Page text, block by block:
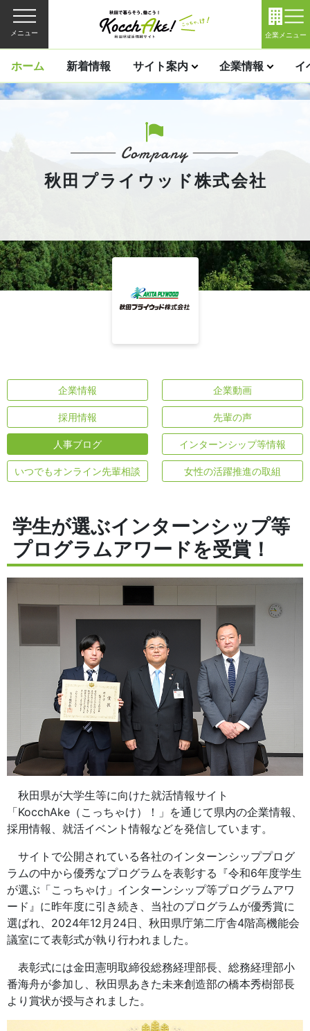
メニュー 企業メニュー
ホーム 新着情報 サイト案内 企業情報 イ
秋田プライウッド株式会社
企業情報 企業動画
採用情報 先輩の声
人事ブログ インターンシップ等情報
いつでもオンライン先輩相談 女性の活躍推進の取組
学生が選ぶインターンシップ等
プログラムアワードを受賞！
秋田県が大学生等に向けた就活情報サイト
「KocchAke（こっちゃけ）！」を通じて県内の企業情報、
採用情報、就活イベント情報などを発信しています。
サイトで公開されている各社のインターンシッププログ
ラムの中から優秀なプログラムを表彰する『令和6年度学生
が選ぶ「こっちゃけ」インターンシップ等プログラムアワ
ード』に昨年度に引き続き、当社のプログラムが優秀賞に
選ばれ、2024年12月24日、秋田県庁第二庁舎4階高機能会
議室にて表彰式が執り行われました。
表彰式には金田憲明取締役総務経理部長、総務経理部小
番海舟が参加し、秋田県あきた未来創造部の橋本秀樹部長
より賞状が授与されました。